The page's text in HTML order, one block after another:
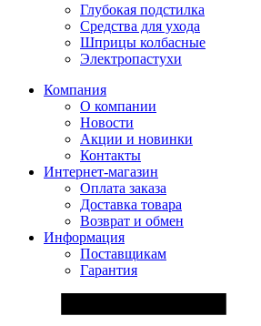
Глубокая подстилка
Средства для ухода
Шприцы колбасные
Электропастухи
Компания
О компании
Новости
Акции и новинки
Контакты
Интернет-магазин
Оплата заказа
Доставка товара
Возврат и обмен
Информация
Поставщикам
Гарантия